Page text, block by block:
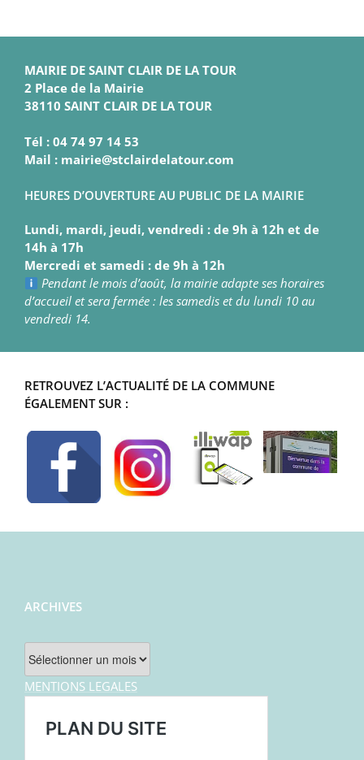
MAIRIE DE SAINT CLAIR DE LA TOUR
2 Place de la Mairie
38110 SAINT CLAIR DE LA TOUR
Tél : 04 74 97 14 53
Mail : mairie@stclairdelatour.com
HEURES D’OUVERTURE AU PUBLIC DE LA MAIRIE
Lundi, mardi, jeudi, vendredi : de 9h à 12h et de
14h à 17h
Mercredi et samedi : de 9h à 12h
Pendant le mois d’août, la mairie adapte ses horaires
d’accueil et sera fermée : les samedis et du lundi 10 au
vendredi 14.
RETROUVEZ L’ACTUALITÉ DE LA COMMUNE
ÉGALEMENT SUR :
ARCHIVES
Archives
MENTIONS LEGALES